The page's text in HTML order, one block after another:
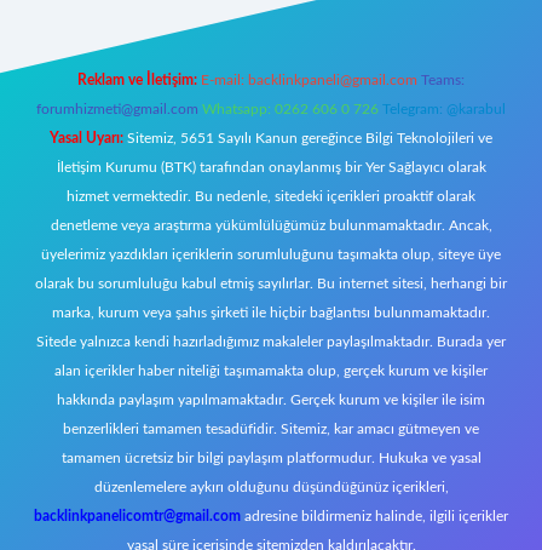
Reklam ve İletişim: E-mail: backlinkpaneli@gmail.com Teams:
forumhizmeti@gmail.com Whatsapp: 0262 606 0 726 Telegram: @karabul
Yasal Uyarı: Sitemiz, 5651 Sayılı Kanun gereğince Bilgi Teknolojileri ve
İletişim Kurumu (BTK) tarafından onaylanmış bir Yer Sağlayıcı olarak
hizmet vermektedir. Bu nedenle, sitedeki içerikleri proaktif olarak
denetleme veya araştırma yükümlülüğümüz bulunmamaktadır. Ancak,
üyelerimiz yazdıkları içeriklerin sorumluluğunu taşımakta olup, siteye üye
olarak bu sorumluluğu kabul etmiş sayılırlar. Bu internet sitesi, herhangi bir
marka, kurum veya şahıs şirketi ile hiçbir bağlantısı bulunmamaktadır.
Sitede yalnızca kendi hazırladığımız makaleler paylaşılmaktadır. Burada yer
alan içerikler haber niteliği taşımamakta olup, gerçek kurum ve kişiler
hakkında paylaşım yapılmamaktadır. Gerçek kurum ve kişiler ile isim
benzerlikleri tamamen tesadüfidir. Sitemiz, kar amacı gütmeyen ve
tamamen ücretsiz bir bilgi paylaşım platformudur. Hukuka ve yasal
düzenlemelere aykırı olduğunu düşündüğünüz içerikleri,
backlinkpanelicomtr@gmail.com adresine bildirmeniz halinde, ilgili içerikler
yasal süre içerisinde sitemizden kaldırılacaktır.